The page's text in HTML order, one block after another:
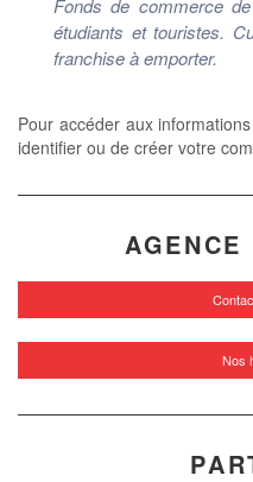
Fonds de commerce
étudiants et touristes.
franchise à emporter.
Pour accéder aux
identifier ou de créer votre
AGENCE
Nos